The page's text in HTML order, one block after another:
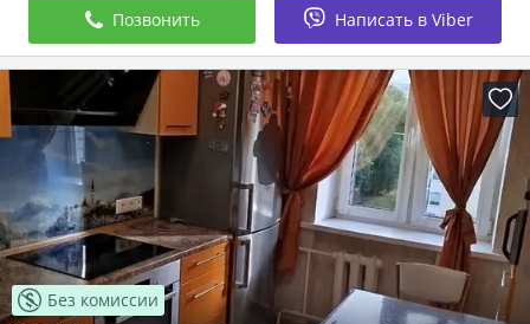
Позвонить Написать в Viber
Без комиссии